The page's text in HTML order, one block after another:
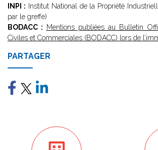
INPI : Institut National de la Propriété
par le greffe)
BODACC : Mentions publiées au Bulletin
Civiles et Commerciales (BODACC) lors de
PARTAGER